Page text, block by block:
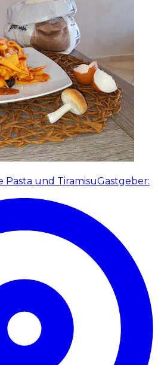
Pasta und TiramisuGastgeber: